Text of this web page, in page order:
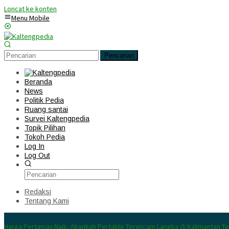
Loncat ke konten
Menu Mobile
Pencarian
Beranda
News
Politik Pedia
Ruang santai
Survei Kaltengpedia
Topik Pilihan
Tokoh Pedia
Log In
Log Out
Redaksi
Tentang Kami
Harga Pertamax Naik, Akankah Pertalite Terancam Langka di Kalimantan